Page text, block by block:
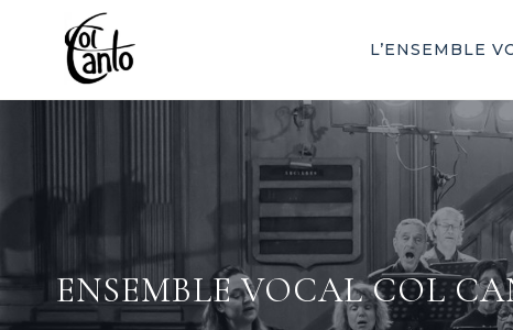
contenu
L’ENSEMBLE
ENSEMBLE VOCAL COL